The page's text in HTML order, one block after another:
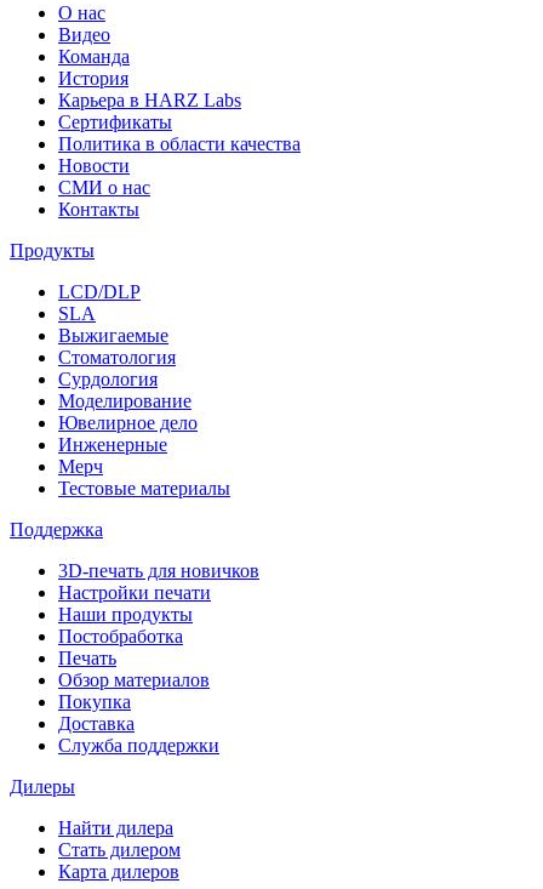
О нас
Видео
Команда
История
Карьера в HARZ Labs
Сертификаты
Политика в области качества
Новости
СМИ о нас
Контакты
Продукты
LCD/DLP
SLA
Выжигаемые
Стоматология
Сурдология
Моделирование
Ювелирное дело
Инженерные
Мерч
Тестовые материалы
Поддержка
3D-печать для новичков
Настройки печати
Наши продукты
Постобработка
Печать
Обзор материалов
Покупка
Доставка
Служба поддержки
Дилеры
Найти дилера
Cтать дилером
Карта дилеров